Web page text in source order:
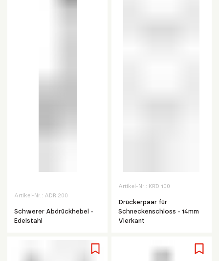
Artikel-Nr.: ADR 200
Schwerer Abdrückhebel -
Edelstahl
Artikel-Nr.: KRD 100
Drückerpaar für
Schneckenschloss - 14mm
Vierkant